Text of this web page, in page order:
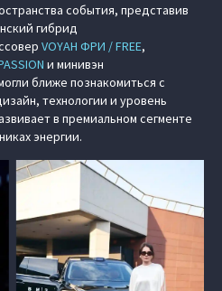
события, представив
гибрид
VOYAH ФРИ / FREE,
и минивэн
ближе познакомиться с
технологии и уровень
в премиальном сегменте
энергии.